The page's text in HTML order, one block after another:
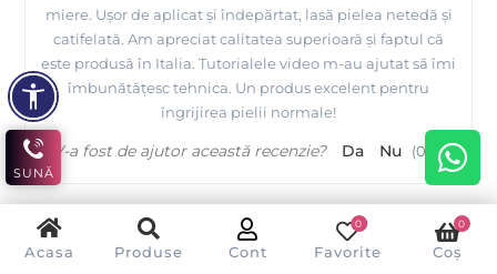
Acasa Produse Cont Favorite
0
Coș
0
miere. Ușor de aplicat și îndepărtat, lasă pielea netedă și
catifelată. Am apreciat calitatea superioară și faptul că
este produsă în Italia. Tutorialele video m-au ajutat să îmi
îmbunătățesc tehnica. Un produs excelent pentru
îngrijirea pielii normale!
V-a fost de ajutor această recenzie? Da Nu (0 0)
SUNĂ